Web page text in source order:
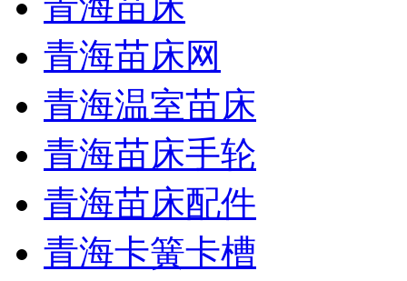
青海苗床网
青海温室苗床
青海苗床手轮
青海苗床配件
青海卡簧卡槽